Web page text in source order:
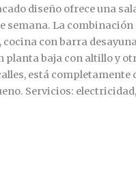
diseño ofrece una
semana. La combinación
con barra
planta baja con altillo y
está completamente
Servicios: